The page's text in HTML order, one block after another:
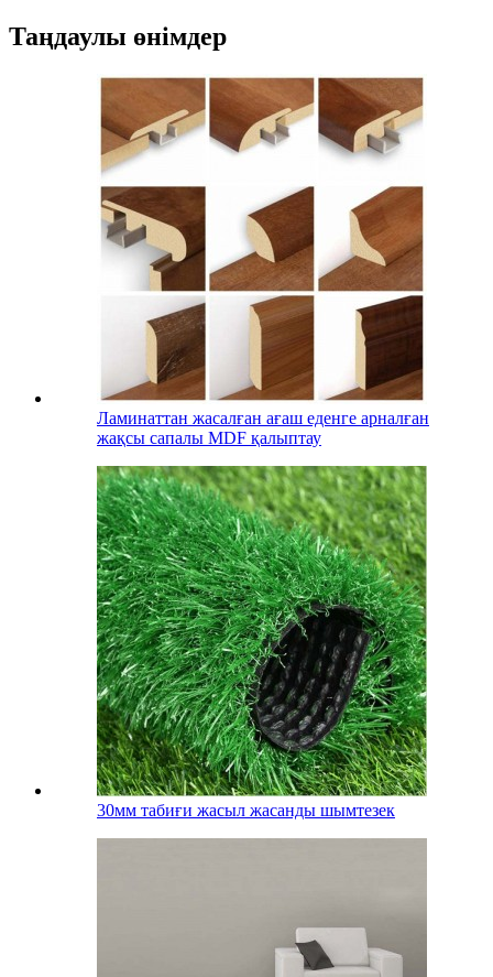
Таңдаулы өнімдер
Ламинаттан жасалған ағаш еденге арналған
жақсы сапалы MDF қалыптау
30мм табиғи жасыл жасанды шымтезек